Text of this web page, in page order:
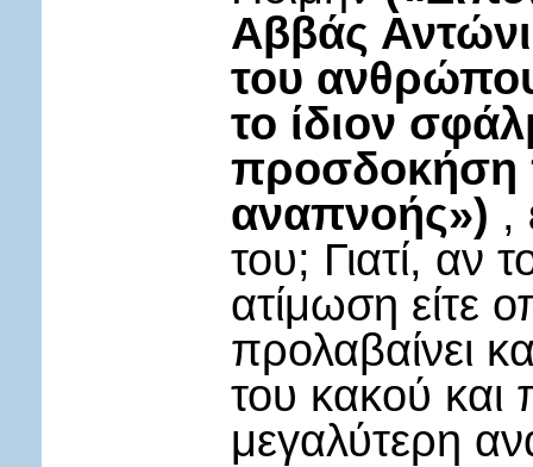
Αββάς
του
το ίδιον
προσδοκήση
αναπνοής») ,
του; Γιατί, αν
ατίμωση είτε
προλαβαίνει
του κακού και
μεγαλύτερη